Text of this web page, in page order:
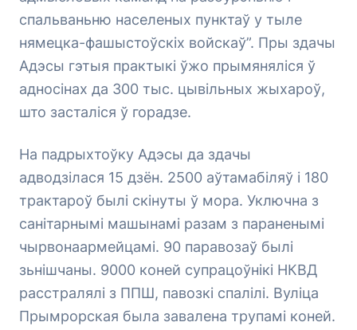
спальваньню населеных пунктаў у тыле
нямецка-фашыстоўскіх войскаў”. Пры здачы
Адэсы гэтыя практыкі ўжо прымяняліся ў
адносінах да 300 тыс. цывільных жыхароў,
што засталіся ў горадзе.
На падрыхтоўку Адэсы да здачы
адводзілася 15 дзён. 2500 аўтамабіляў і 180
трактароў былі скінуты ў мора. Уключна з
санітарнымі машынамі разам з параненымі
чырвонаармейцамі. 90 паравозаў былі
зьнішчаны. 9000 коней супрацоўнікі НКВД
расстралялі з ППШ, павозкі спалілі. Вуліца
Прымрорская была завалена трупамі коней.